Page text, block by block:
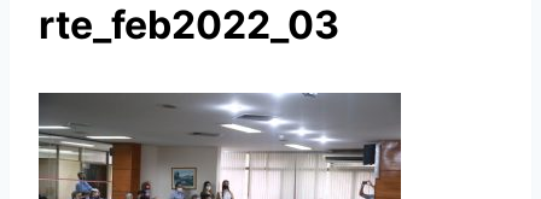
rte_feb2022_03